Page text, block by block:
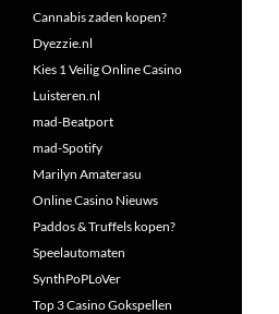
Cannabis zaden kopen?
Dyezzie.nl
Kies 1 Veilig Online Casino
Luisteren.nl
mad-Beatport
mad-Spotify
Marilyn Amaterasu
Online Casino Nieuws
Paddos & Truffels kopen?
Speelautomaten
SynthPoPLoVer
Top 3 Casino Gokspellen